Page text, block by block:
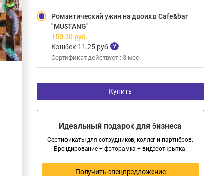
Романтический ужин на двоих в Cafe&bar
"MUSTANG"
150.00руб.
Кэшбек 11.25 руб.
Сертификат действует : 3 мес.
Купить
Идеальный подарок для бизнеса
Сертификаты для сотрудников, коллег и партнёров.
Брендирование + фоторамка + видеооткрытка.
Получить спецпредложение